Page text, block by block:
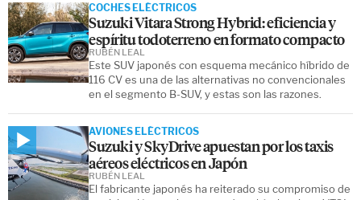
COCHES ELÉCTRICOS
Suzuki Vitara Strong Hybrid: eficiencia y
espíritu todoterreno en formato compacto
Este SUV japonés con esquema mecánico híbrido de
116 CV es una de las alternativas no convencionales
en el segmento B-SUV, y estas son las razones.
RUBÉN LEAL
AVIONES ELÉCTRICOS
Suzuki y SkyDrive apuestan por los taxis
aéreos eléctricos en Japón
El fabricante japonés ha reiterado su compromiso de
RUBÉN LEAL